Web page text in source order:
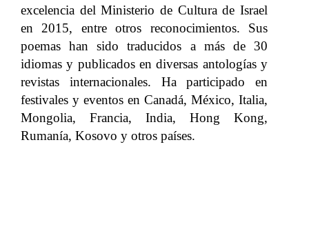
excelencia del Ministerio de Cultura de Israel
en 2015, entre otros reconocimientos. Sus
poemas han sido traducidos a más de 30
idiomas y publicados en diversas antologías y
revistas internacionales. Ha participado en
festivales y eventos en Canadá, México, Italia,
Mongolia, Francia, India, Hong Kong,
Rumanía, Kosovo y otros países.